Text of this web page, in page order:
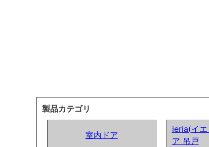
製品カテゴリ
室内ドア
ieria(イ
ア 吊戸